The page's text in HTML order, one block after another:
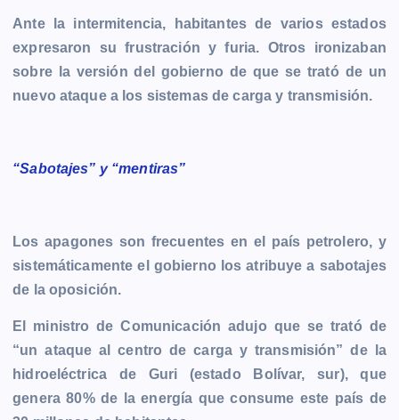
Ante la intermitencia, habitantes de varios estados
expresaron su frustración y furia. Otros ironizaban
sobre la versión del gobierno de que se trató de un
nuevo ataque a los sistemas de carga y transmisión.
“Sabotajes” y “mentiras”
Los apagones son frecuentes en el país petrolero, y
sistemáticamente el gobierno los atribuye a sabotajes
de la oposición.
El ministro de Comunicación adujo que se trató de
“un ataque al centro de carga y transmisión” de la
hidroeléctrica de Guri (estado Bolívar, sur), que
genera 80% de la energía que consume este país de